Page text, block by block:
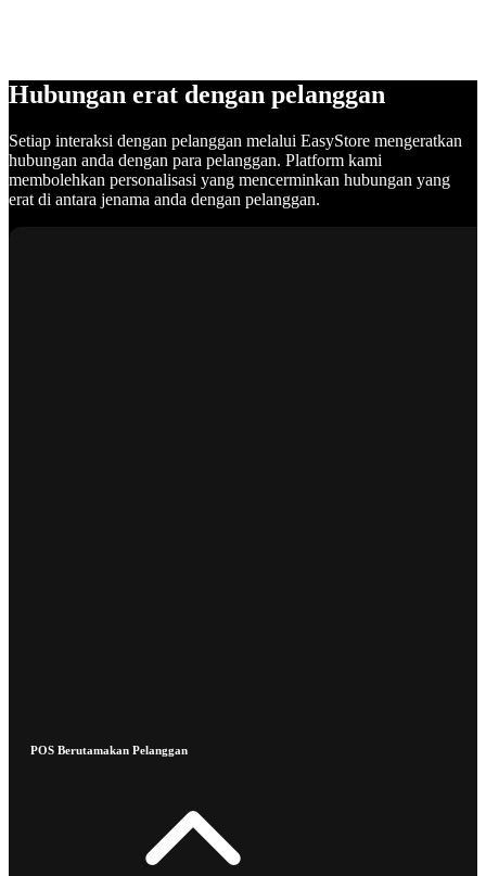
Hubungan erat dengan pelanggan
Setiap interaksi dengan pelanggan melalui EasyStore mengeratkan
hubungan anda dengan para pelanggan. Platform kami
membolehkan personalisasi yang mencerminkan hubungan yang
erat di antara jenama anda dengan pelanggan.
POS Berutamakan Pelanggan